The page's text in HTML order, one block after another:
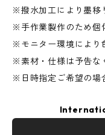
※撥水加工により墨移
※手作業製作のため個
※モニター環境により
※素材・仕様は予告な
※日時指定ご希望の場